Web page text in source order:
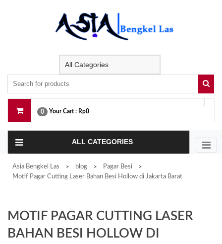
0 Your Cart : Rp0
ALL CATEGORIES
Asia Bengkel Las > blog > Pagar Besi >
Motif Pagar Cutting Laser Bahan Besi Hollow di Jakarta Barat
MOTIF PAGAR CUTTING LASER
BAHAN BESI HOLLOW DI